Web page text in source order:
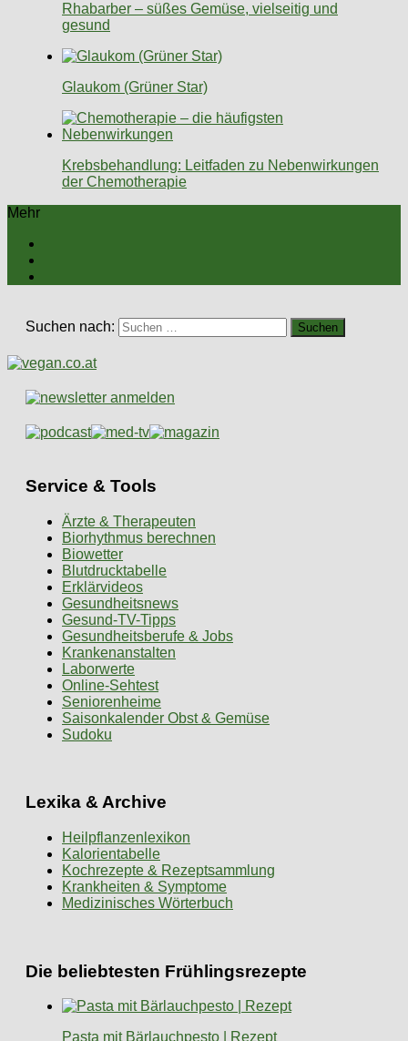
Rhabarber – süßes Gemüse, vielseitig und
gesund
Glaukom (Grüner Star)
Krebsbehandlung: Leitfaden zu Nebenwirkungen
der Chemotherapie
Mehr
Suchen nach:
Service & Tools
Ärzte & Therapeuten
Biorhythmus berechnen
Biowetter
Blutdrucktabelle
Erklärvideos
Gesundheitsnews
Gesund-TV-Tipps
Gesundheitsberufe & Jobs
Krankenanstalten
Laborwerte
Online-Sehtest
Seniorenheime
Saisonkalender Obst & Gemüse
Sudoku
Lexika & Archive
Heilpflanzenlexikon
Kalorientabelle
Kochrezepte & Rezeptsammlung
Krankheiten & Symptome
Medizinisches Wörterbuch
Die beliebtesten Frühlingsrezepte
Pasta mit Bärlauchpesto | Rezept